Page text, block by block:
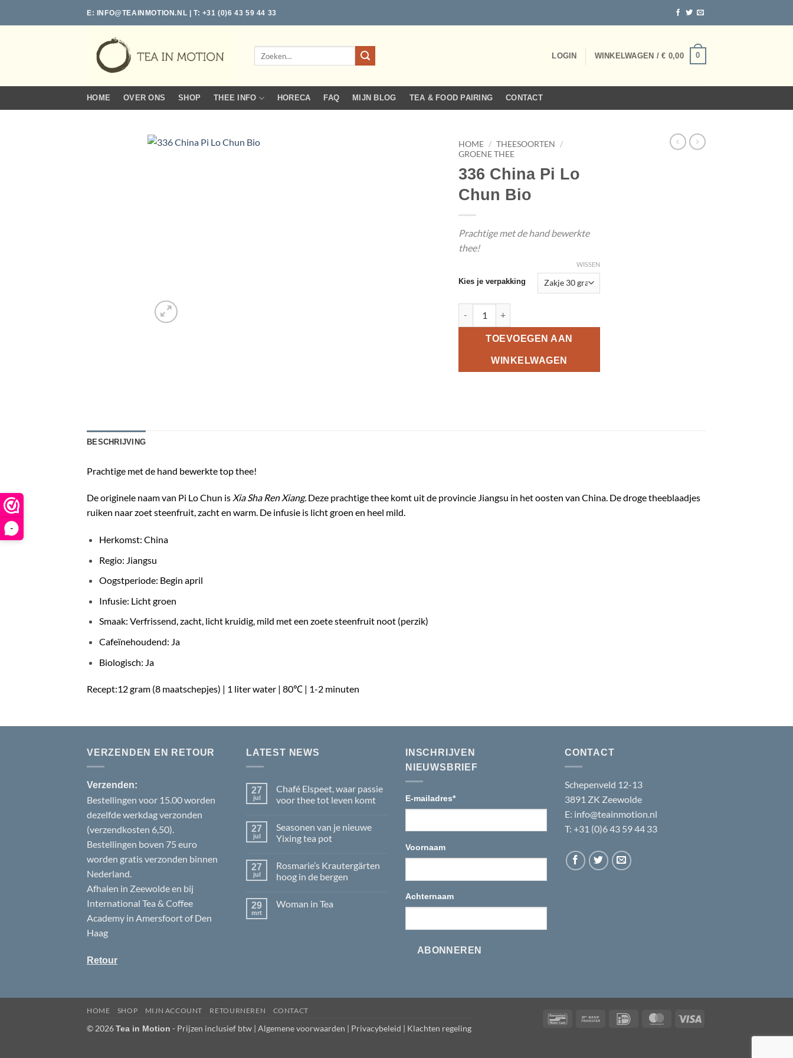
-
E: INFO@TEAINMOTION.NL | T: +31 (0)6 43 59 44 33
LOGIN WINKELWAGEN /€ 0,00 0
HOME OVER ONS SHOP THEE INFO HORECA FAQ MIJN BLOG TEA & FOOD PAIRING CONTACT
HOME / THEESOORTEN
/
GROENE THEE
336 China Pi Lo
Chun Bio
Prachtige met de hand bewerkte
thee!
Kies je verpakking
WISSEN
TOEVOEGEN AAN
WINKELWAGEN
BESCHRIJVING
Prachtige met de hand bewerkte top thee!
De originele naam van Pi Lo Chun is Xia Sha Ren Xiang. Deze prachtige thee komt uit de provincie Jiangsu in het oosten van China. De droge theeblaadjes
ruiken naar zoet steenfruit, zacht en warm. De infusie is licht groen en heel mild.
Herkomst: China
Regio: Jiangsu
Oogstperiode: Begin april
Infusie: Licht groen
Smaak: Verfrissend, zacht, licht kruidig, mild met een zoete steenfruit noot (perzik)
Cafeïnehoudend: Ja
Biologisch: Ja
Recept:12 gram (8 maatschepjes) | 1 liter water | 80℃ | 1-2 minuten
VERZENDEN EN RETOUR
Verzenden:
Bestellingen voor 15.00 worden
dezelfde werkdag verzonden
(verzendkosten 6,50).
Bestellingen boven 75 euro
worden gratis verzonden binnen
Nederland.
Afhalen in Zeewolde en bij
International Tea & Coffee
Academy in Amersfoort of Den
Haag
Retour
LATEST NEWS
27
jul
Chafé Elspeet, waar passie
voor thee tot leven komt
op
Chafé
Elspeet,
voor
thee
tot
27
jul
Seasonen van je nieuwe
Yixing tea pot
op
Seasonen
van
Yixing
27
jul
Rosmarie’s Krautergärten
hoog in de bergen
op
29
mrt
Woman in Tea
INSCHRIJVEN
NIEUWSBRIEF
E-mailadres*
Voornaam
Achternaam
ABONNEREN
CONTACT
Schepenveld 12-13
3891 ZK Zeewolde
E: info@teainmotion.nl
T: +31 (0)6 43 59 44 33
BancontactBank
IDeal MasterCard
HOME SHOP MIJN ACCOUNT RETOURNEREN CONTACT
© 2026Tea in Motion - Prijzen inclusief btw | Algemene voorwaarden | Privacybeleid | Klachten regeling